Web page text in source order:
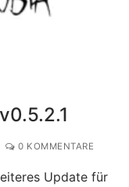
0 KOMMENTARE
Update für